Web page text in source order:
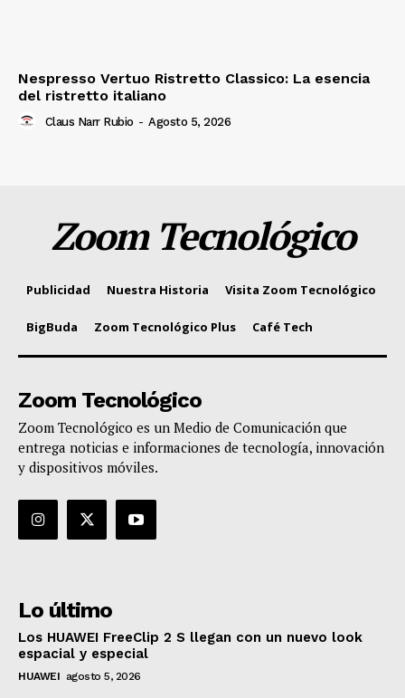
Nespresso Vertuo Ristretto Classico: La esencia
del ristretto italiano
Claus Narr Rubio - Agosto 5, 2026
Zoom Tecnológico
Publicidad Nuestra Historia Visita Zoom Tecnológico
BigBuda Zoom Tecnológico Plus Café Tech
Zoom Tecnológico
Zoom Tecnológico es un Medio de Comunicación que
entrega noticias e informaciones de tecnología, innovación
y dispositivos móviles.
Lo último
Los HUAWEI FreeClip 2 S llegan con un nuevo look
espacial y especial
HUAWEI agosto 5, 2026